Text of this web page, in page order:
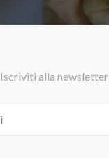
Iscriviti alla newsletter